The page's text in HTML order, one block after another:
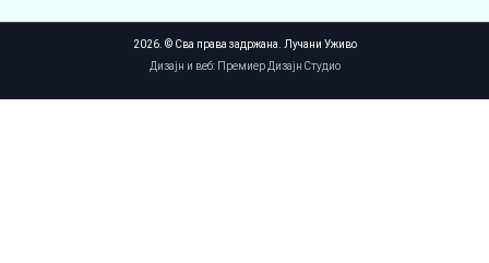
2026. © Сва права задржана. Лучани Уживо
Дизајн и веб: Премиер Дизајн Студио